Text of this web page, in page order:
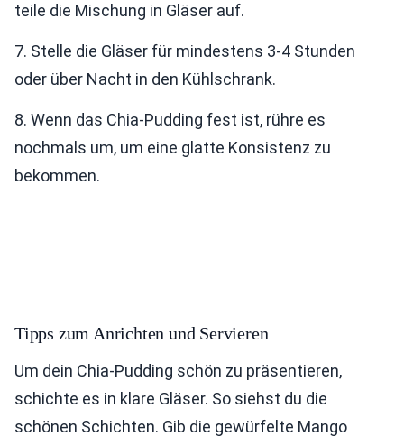
teile die Mischung in Gläser auf.
7. Stelle die Gläser für mindestens 3-4 Stunden
oder über Nacht in den Kühlschrank.
8. Wenn das Chia-Pudding fest ist, rühre es
nochmals um, um eine glatte Konsistenz zu
bekommen.
Tipps zum Anrichten und Servieren
Um dein Chia-Pudding schön zu präsentieren,
schichte es in klare Gläser. So siehst du die
schönen Schichten. Gib die gewürfelte Mango